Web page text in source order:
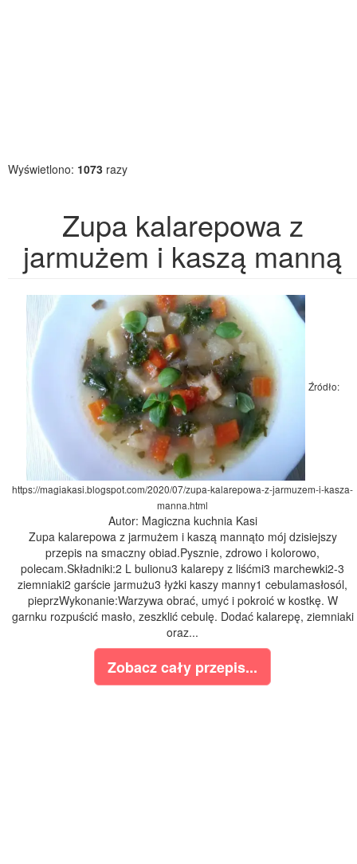
Wyświetlono: 1073 razy
Zupa kalarepowa z
jarmużem i kaszą manną
Źródło:
https://magiakasi.blogspot.com/2020/07/zupa-kalarepowa-z-jarmuzem-i-kasza-
manna.html
Autor: Magiczna kuchnia Kasi
Zupa kalarepowa z jarmużem i kaszą mannąto mój dzisiejszy
przepis na smaczny obiad.Pysznie, zdrowo i kolorowo,
polecam.Składniki:2 L bulionu3 kalarepy z liśćmi3 marchewki2-3
ziemniaki2 garście jarmużu3 łyżki kaszy manny1 cebulamasłosól,
pieprzWykonanie:Warzywa obrać, umyć i pokroić w kostkę. W
garnku rozpuścić masło, zeszklić cebulę. Dodać kalarepę, ziemniaki
oraz...
Zobacz cały przepis...